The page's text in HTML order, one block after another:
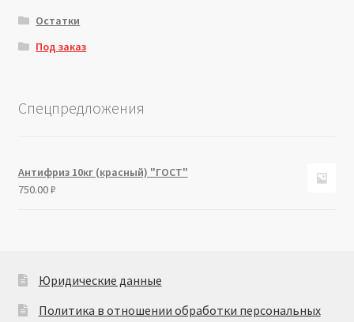
Остатки
Под заказ
Спецпредложения
Антифриз 10кг (красный) "ГОСТ"
750.00₽
Юридические данные
Политика в отношении обработки персональных